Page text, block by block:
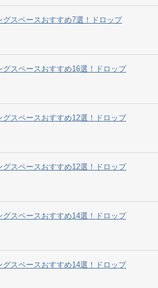
グスペースおすすめ7選！ドロップ
グスペースおすすめ16選！ドロップ
グスペースおすすめ12選！ドロップ
グスペースおすすめ12選！ドロップ
グスペースおすすめ14選！ドロップ
グスペースおすすめ14選！ドロップ